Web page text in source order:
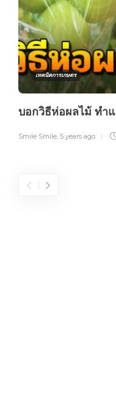
เทคนิคการเกษตร
บอกวิธีห่อผลไม้ ทำ
Smile Smile 5 years ago